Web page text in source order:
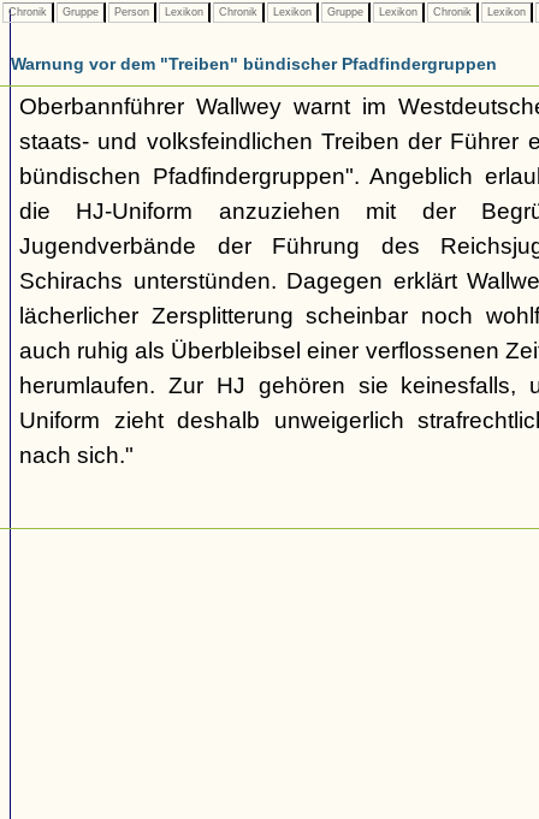
Chronik Gruppe Person Lexikon Chronik Lexikon Gruppe Lexikon Chronik Lexikon
Warnung vor dem "Treiben" bündischer Pfadfindergruppen
Oberbannführer Wallwey warnt im
staats- und volksfeindlichen Treiben der Führer
bündischen Pfadfindergruppen". Angeblich
die HJ-Uniform anzuziehen mit der
Jugendverbände der Führung des
Schirachs unterstünden. Dagegen erklärt
lächerlicher Zersplitterung scheinbar noch
auch ruhig als Überbleibsel einer verflossenen
herumlaufen. Zur HJ gehören sie keinesfalls,
Uniform zieht deshalb unweigerlich
nach sich."